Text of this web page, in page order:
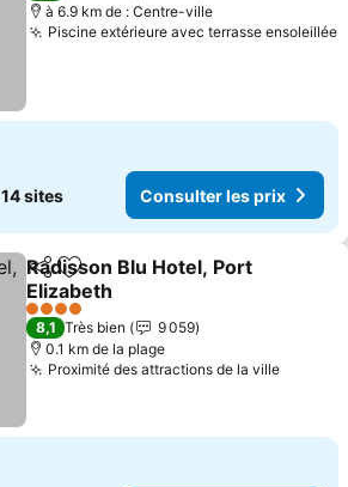
à 6.9 km de : Centre-ville
Piscine extérieure avec terrasse ensoleillée
14 sites Consulter les prix
PartagerAjouter à mes favoris
Radisson Blu Hotel, Port
Elizabeth
Consulter les prix
4 Étoiles
8,1 Très bien
9 059
0.1 km de la plage
Proximité des attractions de la ville